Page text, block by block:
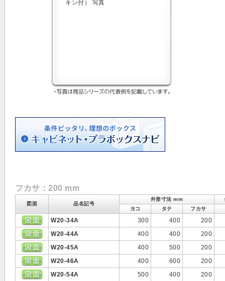
フカサ：200 mm
図面 品名記号
外形寸法 mm
ヨコ
タテ フカサ
W20-34A 300 400
200
W20-44A
400 400
200
W20-45A
400 500
200
W20-46A
400 600
200
W20-54A
500 400
200